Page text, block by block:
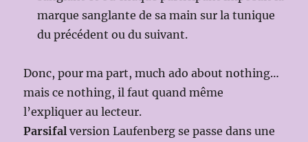
marque sanglante de sa main sur la tunique
du précédent ou du suivant.
Donc, pour ma part, much ado about nothing…
mais ce nothing, il faut quand même
l’expliquer au lecteur.
Parsifalversion Laufenberg se passe dans une